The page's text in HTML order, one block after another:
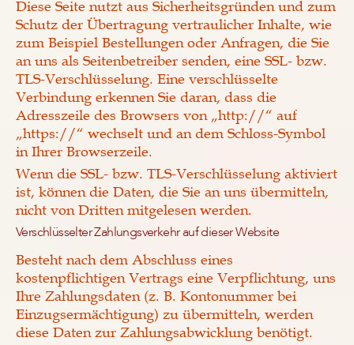
Diese Seite nutzt aus Sicherheitsgründen und zum
Schutz der Übertragung vertraulicher Inhalte, wie
zum Beispiel Bestellungen oder Anfragen, die Sie
an uns als Seitenbetreiber senden, eine SSL- bzw.
TLS-Verschlüsselung. Eine verschlüsselte
Verbindung erkennen Sie daran, dass die
Adresszeile des Browsers von „http://“ auf
„https://“ wechselt und an dem Schloss-Symbol
in Ihrer Browserzeile.
Wenn die SSL- bzw. TLS-Verschlüsselung aktiviert
ist, können die Daten, die Sie an uns übermitteln,
nicht von Dritten mitgelesen werden.
Verschlüsselter Zahlungsverkehr auf dieser Website
Besteht nach dem Abschluss eines
kostenpflichtigen Vertrags eine Verpflichtung, uns
Ihre Zahlungsdaten (z. B. Kontonummer bei
Einzugsermächtigung) zu übermitteln, werden
diese Daten zur Zahlungsabwicklung benötigt.